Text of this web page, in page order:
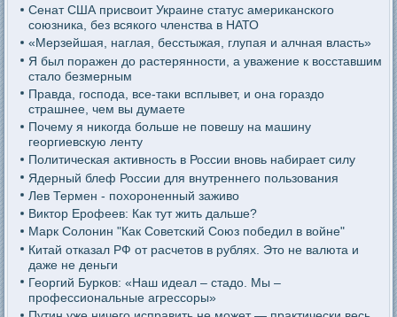
Сенат США присвоит Украине статус американского
союзника, без всякого членства в НАТО
«Мерзейшая, наглая, бесстыжая, глупая и алчная власть»
Я был поражен до растерянности, а уважение к восставшим
стало безмерным
Правда, господа, все-таки всплывет, и она гораздо
страшнее, чем вы думаете
Почему я никогда больше не повешу на машину
георгиевскую ленту
Политическая активность в России вновь набирает силу
Ядерный блеф России для внутреннего пользования
Лев Термен - похороненный заживо
Виктор Ерофеев: Как тут жить дальше?
Марк Солонин "Как Советский Союз победил в войне"
Китай отказал РФ от расчетов в рублях. Это не валюта и
даже не деньги
Георгий Бурков: «Наш идеал – стадо. Мы –
профессиональные агрессоры»